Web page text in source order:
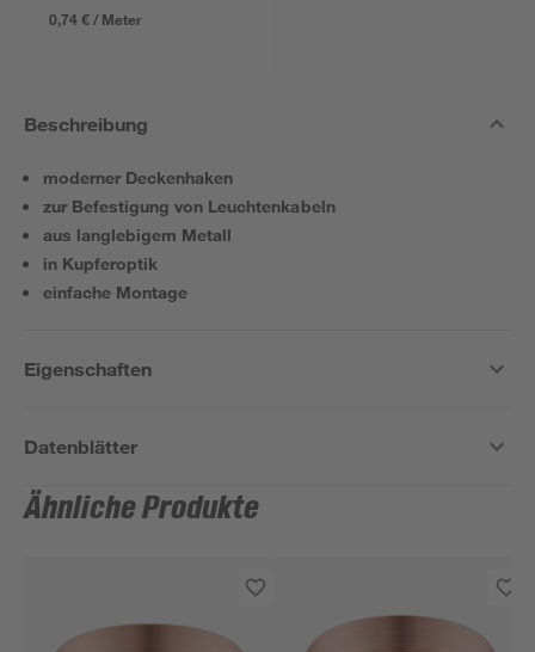
0,74 € / Meter
Beschreibung
moderner Deckenhaken
zur Befestigung von Leuchtenkabeln
aus langlebigem Metall
in Kupferoptik
einfache Montage
Eigenschaften
Datenblätter
Ähnliche Produkte